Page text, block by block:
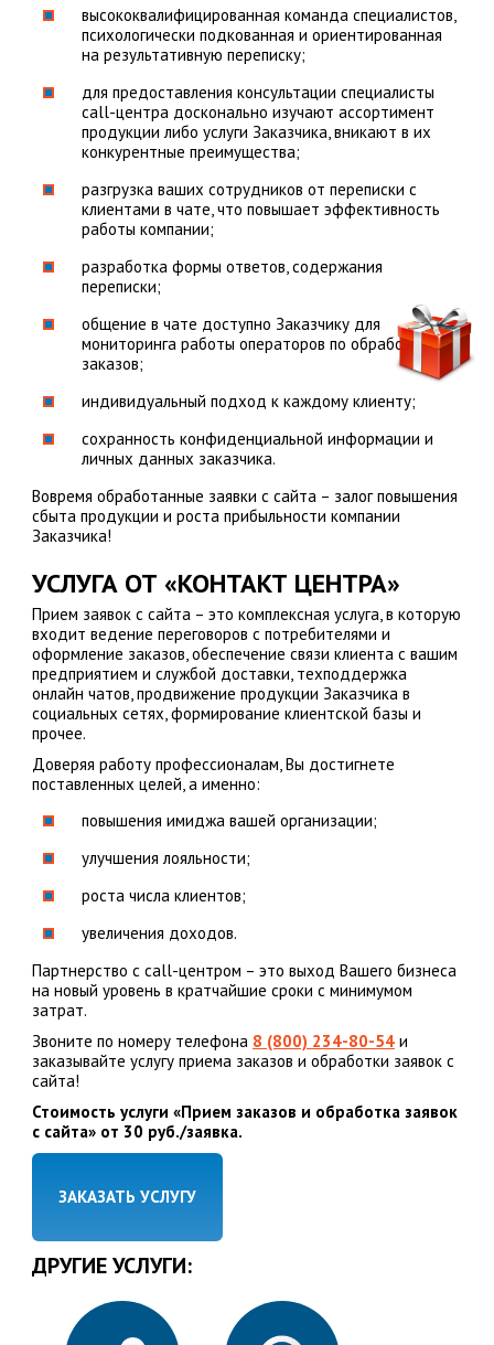
высококвалифицированная команда специалистов,
психологически подкованная и ориентированная
на результативную переписку;
для предоставления консультации специалисты
call-центра досконально изучают ассортимент
продукции либо услуги Заказчика, вникают в их
конкурентные преимущества;
разгрузка ваших сотрудников от переписки с
клиентами в чате, что повышает эффективность
работы компании;
разработка формы ответов, содержания
переписки;
общение в чате доступно Заказчику для
мониторинга работы операторов по обработке
заказов;
индивидуальный подход к каждому клиенту;
сохранность конфиденциальной информации и
личных данных заказчика.
Вовремя обработанные заявки с сайта – залог повышения
сбыта продукции и роста прибыльности компании
Заказчика!
УСЛУГА ОТ «КОНТАКТ ЦЕНТРА»
Прием заявок с сайта – это комплексная услуга, в которую
входит ведение переговоров с потребителями и
оформление заказов, обеспечение связи клиента с вашим
предприятием и службой доставки, техподдержка
онлайн чатов, продвижение продукции Заказчика в
социальных сетях, формирование клиентской базы и
прочее.
Доверяя работу профессионалам, Вы достигнете
поставленных целей, а именно:
повышения имиджа вашей организации;
улучшения лояльности;
роста числа клиентов;
увеличения доходов.
Партнерство с call-центром – это выход Вашего бизнеса
на новый уровень в кратчайшие сроки с минимумом
затрат.
Звоните по номеру телефона 8 (800) 234-80-54и
заказывайте услугу приема заказов и обработки заявок с
сайта!
Стоимость услуги «Прием заказов и обработка заявок
с сайта» от 30 руб./заявка.
ЗАКАЗАТЬ УСЛУГУ
ДРУГИЕ УСЛУГИ: